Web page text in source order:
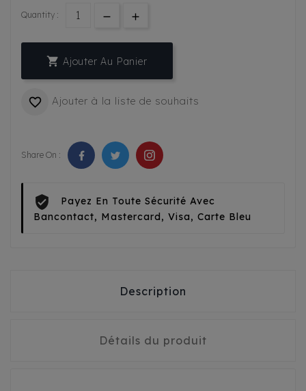
Quantity :
 Ajouter Au Panier
 Ajouter à la liste de souhaits
Share On :
Payez En Toute Sécurité Avec
Bancontact, Mastercard, Visa, Carte Bleu
Description
Détails du produit